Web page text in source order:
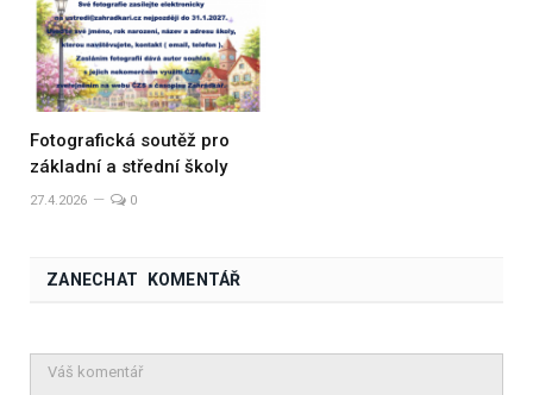
Fotografická soutěž pro
základní a střední školy
27.4.2026 0
ZANECHAT KOMENTÁŘ